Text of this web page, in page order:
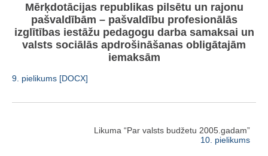
Mērķdotācijas republikas pilsētu un rajonu
pašvaldībām – pašvaldību profesionālās
izglītības iestāžu pedagogu darba samaksai un
valsts sociālās apdrošināšanas obligātajām
iemaksām
9. pielikums [DOCX]
Likuma “Par valsts budžetu 2005.gadam”
10. pielikums